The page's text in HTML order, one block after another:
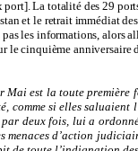
La totalité des 29
et le retrait immédiat
les informations, alors
le cinquième
Mai est la toute
comme si elles
deux fois, lui a
menaces d’action